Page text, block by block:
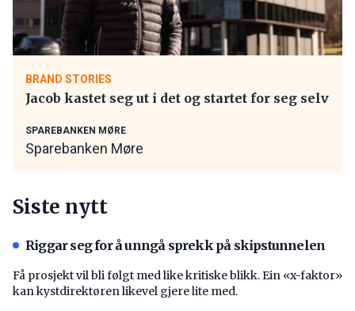
BRAND STORIES
Jacob kastet seg ut i det og startet for seg selv
SPAREBANKEN MØRE
Sparebanken Møre
Siste nytt
Riggar seg for å unngå sprekk på skipstunnelen
Få prosjekt vil bli følgt med like kritiske blikk. Ein «x-faktor»
kan kystdirektøren likevel gjere lite med.